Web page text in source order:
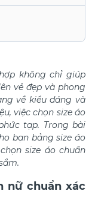
không chỉ giúp
vẻ đẹp và phong
về kiểu dáng và
việc chọn size áo
tạp. Trong bài
bạn bảng size áo
size áo chuẩn
nữ chuẩn xác